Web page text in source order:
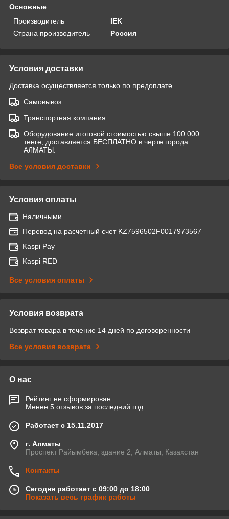
Основные
Производитель
IEK
Страна производитель
Россия
Условия доставки
Доставка осуществляется только по предоплате.
Самовывоз
Транспортная компания
Оборудование итоговой стоимостью свыше 100 000
тенге, доставляется БЕСПЛАТНО в черте города
АЛМАТЫ.
Все условия доставки
Условия оплаты
Наличными
Перевод на расчетный счет KZ7596502F0017973567
Kaspi Pay
Kaspi RED
Все условия оплаты
Условия возврата
Возврат товара в течение 14 дней по договоренности
Все условия возврата
О нас
Рейтинг не сформирован
Менее 5 отзывов за последний год
Работает с 15.11.2017
г. Алматы
Проспект Райымбека, здание 2, Алматы, Казахстан
Контакты
Сегодня работает с 09:00 до 18:00
Показать весь график работы